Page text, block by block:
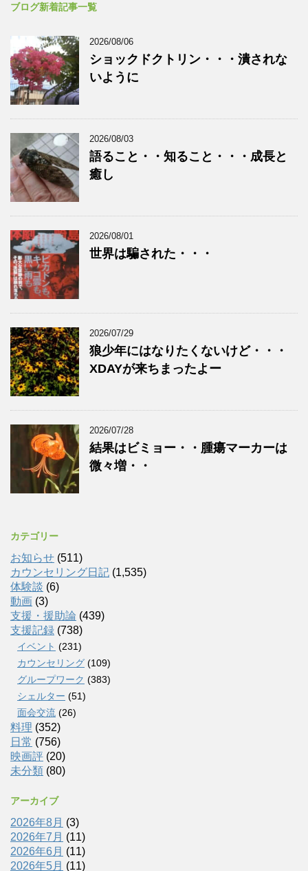
ブログ新着記事一覧
2026/08/06
ショックドクトリン・・・潰されな
いように
2026/08/03
語ること・・知ること・・・成長と
癒し
2026/08/01
世界は騙された・・・
2026/07/29
狼少年にはなりたくないけど・・・
XDAYが来ちまったよー
2026/07/28
結果はビミョー・・腫瘍マーカーは
微々増・・
カテゴリー
お知らせ (511)
カウンセリング日記 (1,535)
体験談 (6)
動画 (3)
支援・援助論 (439)
支援記録 (738)
イベント (231)
カウンセリング (109)
グループワーク (383)
シェルター (51)
面会交流 (26)
料理 (352)
日常 (756)
映画評 (20)
未分類 (80)
アーカイブ
2026年8月 (3)
2026年7月 (11)
2026年6月 (11)
2026年5月 (11)